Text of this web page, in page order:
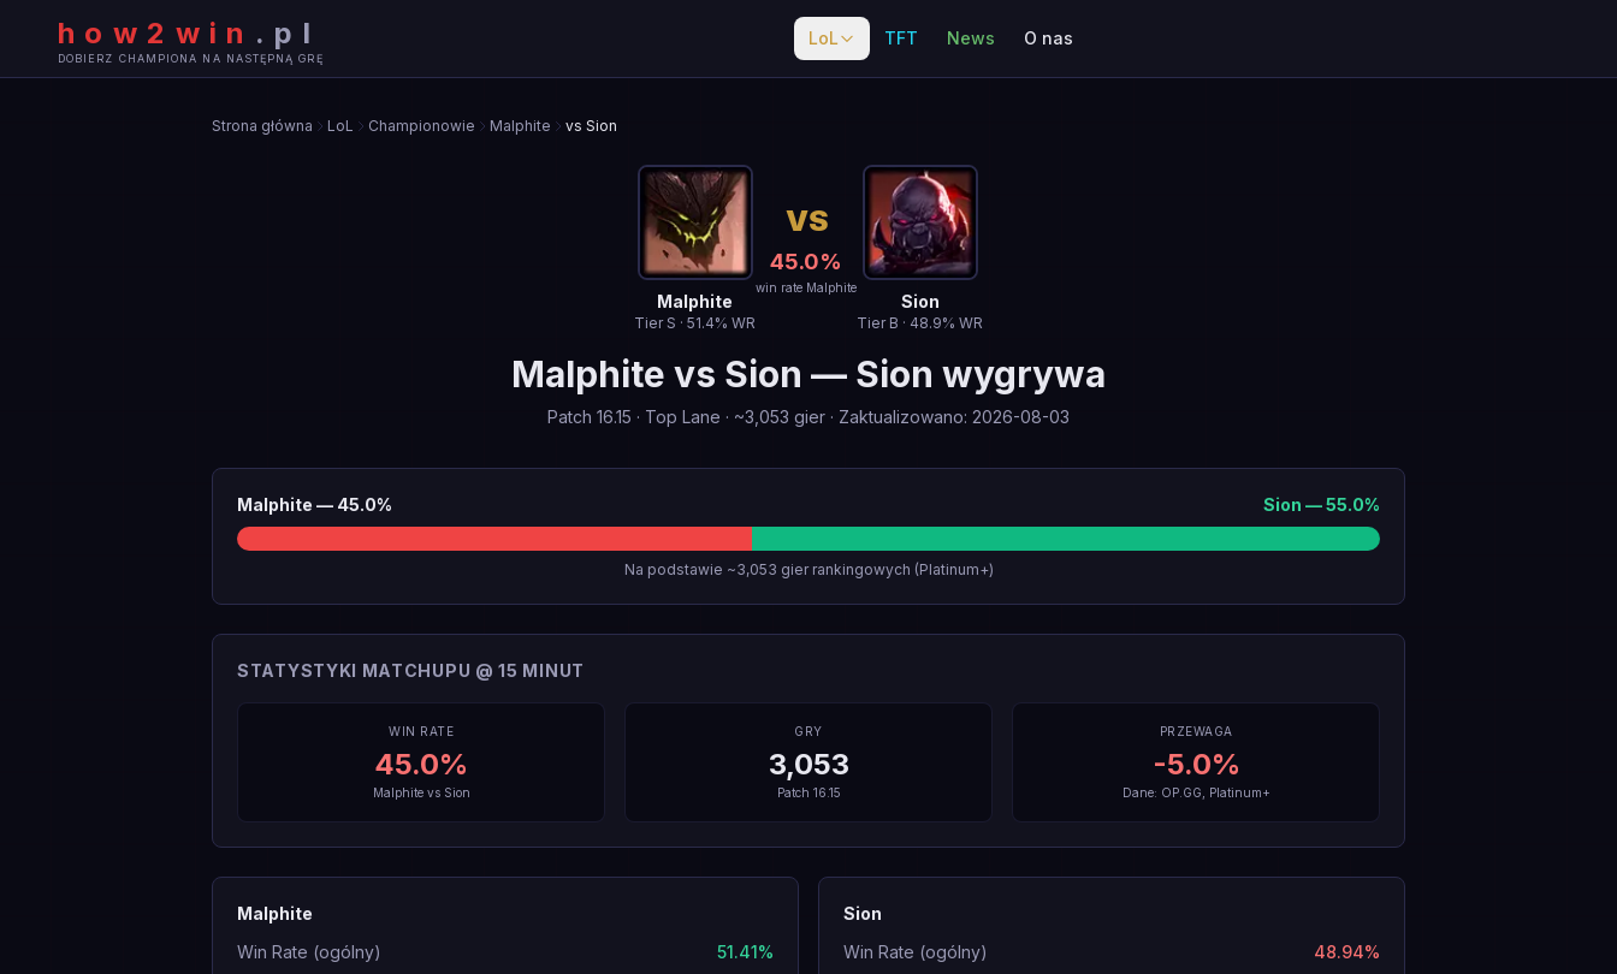
how2win . pl
DOBIERZ CHAMPIONA NA NASTĘPNĄ GRĘ
LoL TFT News O nas
Strona główna LoL Championowie Malphite vs Sion
Malphite
Tier S · 51.4% WR
VS
45.0%
win rate Malphite
Sion
Tier B · 48.9% WR
Malphite vs Sion — Sion wygrywa
Patch 16.15 · Top Lane · ~3,053 gier · Zaktualizowano: 2026-08-03
Malphite — 45.0% Sion —55.0%
Na podstawie ~3,053 gier rankingowych (Platinum+)
STATYSTYKI MATCHUPU @ 15 MINUT
WIN RATE
45.0%
Malphitevs Sion
GRY
3,053
Patch 16.15
PRZEWAGA
-5.0%
Dane: OP.GG, Platinum+
Malphite
Win Rate (ogólny)
51.41%
Sion
Win Rate (ogólny)
48.94%